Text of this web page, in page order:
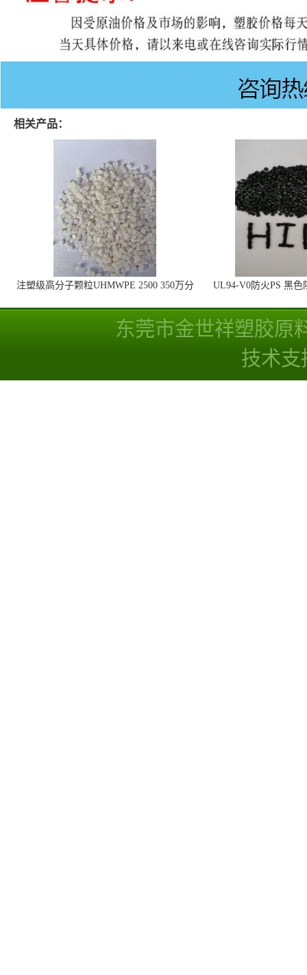
相关产品：
注塑级高分子颗粒UHMWPE 2500 350万分
UL94-V0防火PS 黑
东莞市金世祥塑胶原
技术